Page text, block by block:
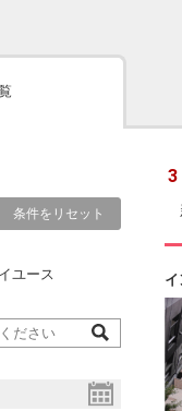
条件をリセット
ユース
3